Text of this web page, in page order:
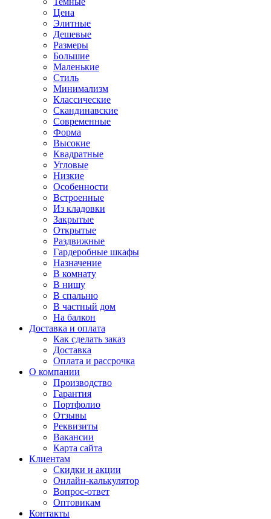
Цена
Элитные
Дешевые
Размеры
Большие
Маленькие
Стиль
Минимализм
Классические
Скандинавские
Современные
Форма
Высокие
Квадратные
Угловые
Низкие
Особенности
Встроенные
Из кладовки
Закрытые
Открытые
Раздвижные
Гардеробные шкафы
Назначение
В комнату
В нишу
В спальню
В частный дом
На балкон
Доставка и оплата
Как сделать заказ
Доставка
Оплата и рассрочка
О компании
Производство
Гарантия
Портфолио
Отзывы
Реквизиты
Вакансии
Карта сайта
Клиентам
Скидки и акции
Онлайн-калькулятор
Вопрос-ответ
Оптовикам
Контакты